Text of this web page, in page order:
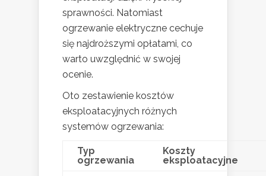
sprawności. Natomiast
ogrzewanie elektryczne cechuje
się najdroższymi opłatami, co
warto uwzględnić w swojej
ocenie.
Oto zestawienie kosztów
eksploatacyjnych różnych
systemów ogrzewania:
Typ
ogrzewania
Koszty
eksploatacyjne